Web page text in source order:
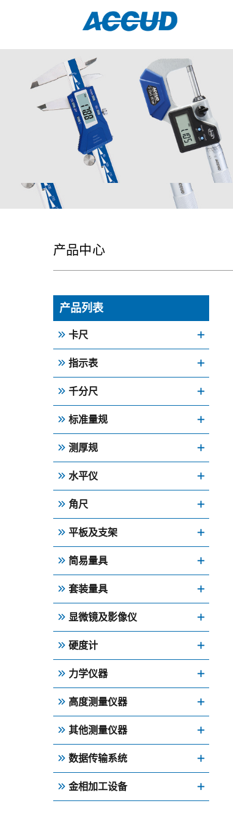
产品中心
产品列表
卡尺
指示表
千分尺
标准量规
测厚规
水平仪
角尺
平板及支架
简易量具
套装量具
显微镜及影像仪
硬度计
力学仪器
高度测量仪器
其他测量仪器
数据传输系统
金相加工设备